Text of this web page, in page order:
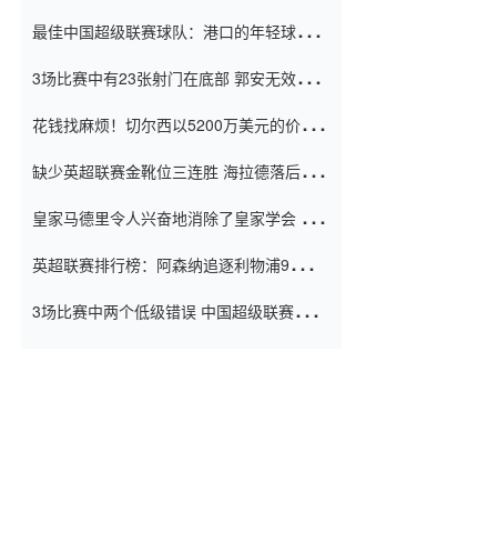
最佳中国超级联赛球队：港口的年轻球员在
（Taishan）
3场比赛中有23张射门在底部 郭安无效传球
花钱找麻烦！切尔西以5200万美元的价格
窗口
缺少英超联赛金靴位三连胜 海拉德落后6球
皇家马德里令人兴奋地消除了皇家学会 安
英超联赛排行榜：阿森纳追逐利物浦9分 曼
3场比赛中两个低级错误 中国超级联赛的前